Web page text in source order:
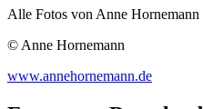
Alle Fotos von Anne Hornemann
© Anne Hornemann
www.annehornemann.de